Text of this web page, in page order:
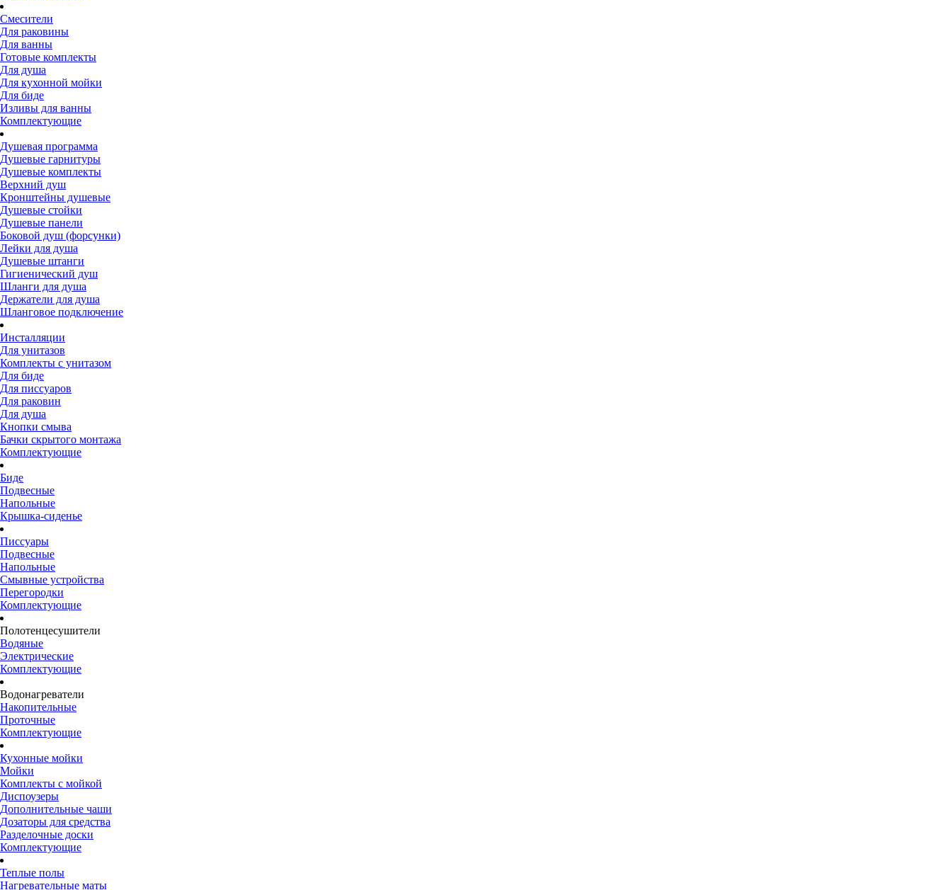
Смесители
Для раковины
Для ванны
Готовые комплекты
Для душа
Для кухонной мойки
Для биде
Изливы для ванны
Комплектующие
Душевая программа
Душевые гарнитуры
Душевые комплекты
Верхний душ
Кронштейны душевые
Душевые стойки
Душевые панели
Боковой душ (форсунки)
Лейки для душа
Душевые штанги
Гигиенический душ
Шланги для душа
Держатели для душа
Шланговое подключение
Инсталляции
Для унитазов
Комплекты с унитазом
Для биде
Для писсуаров
Для раковин
Для душа
Кнопки смыва
Бачки скрытого монтажа
Комплектующие
Биде
Подвесные
Напольные
Крышка-сиденье
Писсуары
Подвесные
Напольные
Смывные устройства
Перегородки
Комплектующие
Полотенцесушители
Водяные
Электрические
Комплектующие
Водонагреватели
Накопительные
Проточные
Комплектующие
Кухонные мойки
Мойки
Комплекты с мойкой
Диспоузеры
Дополнительные чаши
Дозаторы для средства
Разделочные доски
Комплектующие
Теплые полы
Нагревательные маты